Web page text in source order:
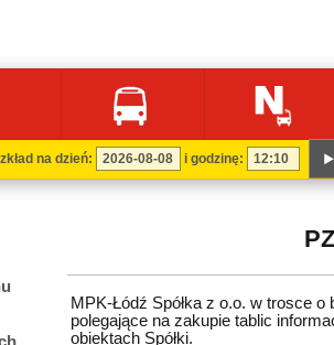
na dzień: i godzinę:
MPK-Łódź Spółka z o.o. w trosce
polegające na zakupie tablic
obiektach Spółki.